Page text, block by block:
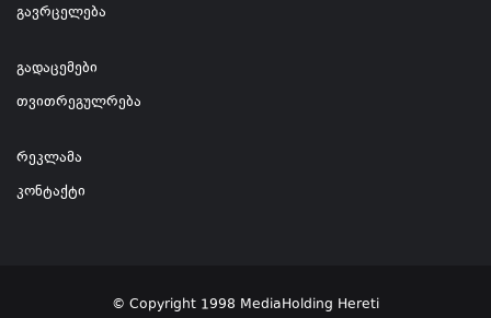
გავრცელება
გადაცემები
თვითრეგულრება
რეკლამა
კონტაქტი
© Copyright 1998 MediaHolding Hereti